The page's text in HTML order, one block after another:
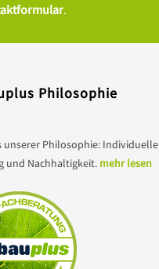
.
Philosophie
unserer Philosophie: Individuelle
und Nachhaltigkeit. mehr lesen